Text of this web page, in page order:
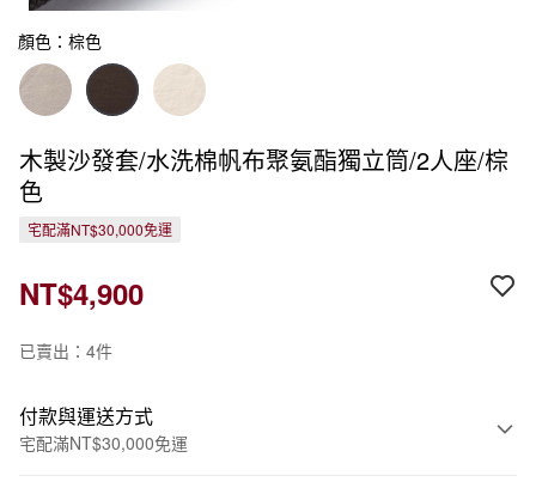
顏色：棕色
木製沙發套/水洗棉帆布聚氨酯獨立筒/2人座/棕
色
宅配滿NT$30,000免運
NT$4,900
已賣出：4件
付款與運送方式
宅配滿NT$30,000免運